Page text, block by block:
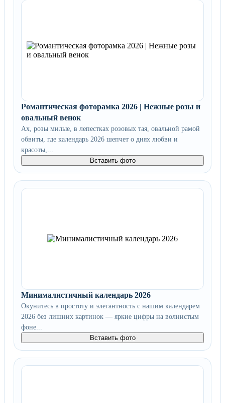
Романтическая фоторамка 2026 | Нежные розы и
овальный венок
Ах, розы милые, в лепестках розовых тая, овальной рамой
обвиты, где календарь 2026 шепчет о днях любви и
красоты,...
Вставить фото
Минималистичный календарь 2026
Окунитесь в простоту и элегантность с нашим календарем
2026 без лишних картинок — яркие цифры на волнистым
фоне...
Вставить фото